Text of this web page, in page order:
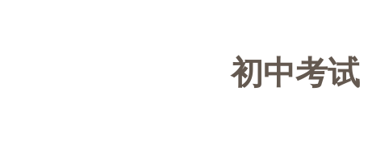
初中考试